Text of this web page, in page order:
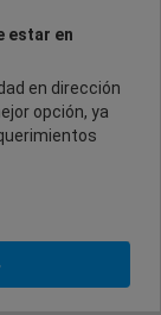
estar en
en dirección
opción, ya